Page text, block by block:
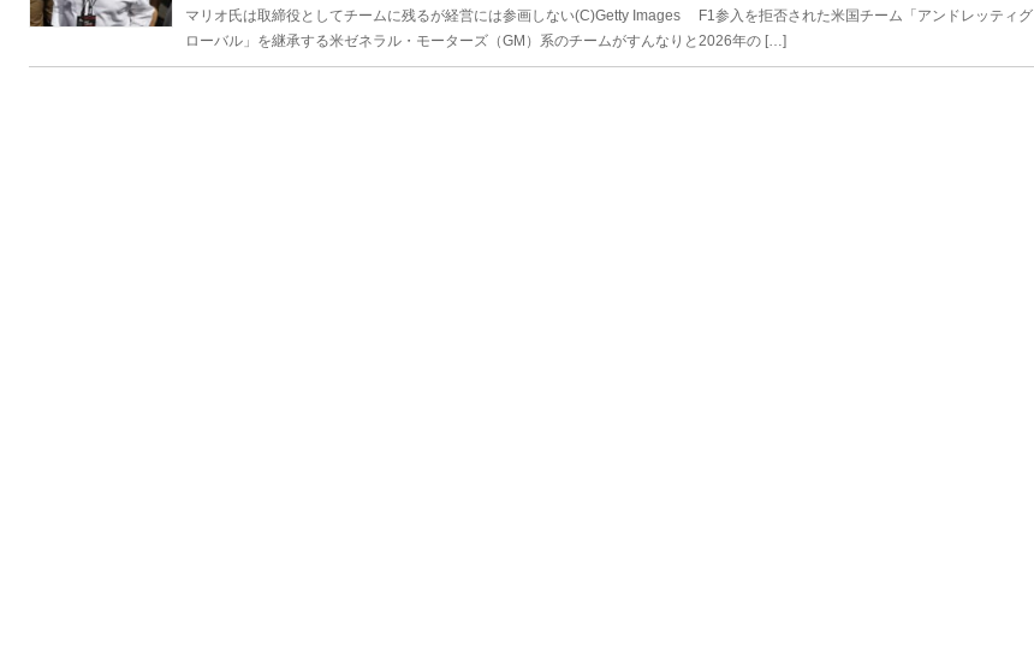
マリオ氏は取締役としてチームに残るが経営には参画しない(C)Getty Images F1参入を拒否された米国チーム「アンドレッティグ
ローバル」を継承する米ゼネラル・モーターズ（GM）系のチームがすんなりと2026年の […]